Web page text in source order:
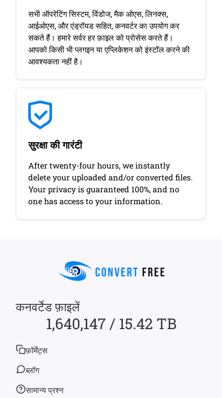
सभी ऑपरेटिंग सिस्टम, विंडोज, मैक ओएस, लिनक्स,
आईओएस, और एंड्रॉयड सहित, कनवर्टर का उपयोग कर
सकते हैं। हमारे सर्वर हर फ़ाइल को प्रोसेस करते हैं।
आपको किसी भी प्लगइन या एप्लिकेशन को इंस्टॉल करने की
आवश्यकता नहीं है।
सुरक्षा की गारंटी
After twenty-four hours, we instantly
delete your uploaded and/or converted files.
Your privacy is guaranteed 100%, and no
one has access to your information.
कनवर्टेड फ़ाइलें
1,640,147 / 15.42 TB
फ़ॉर्मेट्स
ब्लॉग
सामान्य प्रश्न